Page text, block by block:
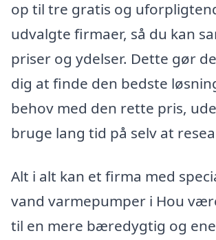
op til tre gratis og
udvalgte firmaer, så du kan
priser og ydelser. Dette gør
dig at finde den bedste
behov med den rette pris,
bruge lang tid på selv at
Alt i alt kan et firma med
vand varmepumper i Hou
til en mere bæredygtig og